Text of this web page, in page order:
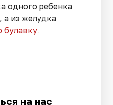
одного ребенка
, а из желудка
булавку.
на нас